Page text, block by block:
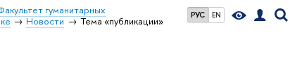
РУС EN
гуманитарных
Новости Тема «публикации»